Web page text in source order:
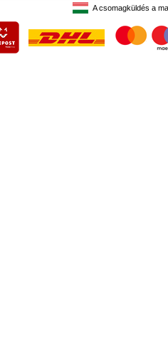
A csomagküldés a